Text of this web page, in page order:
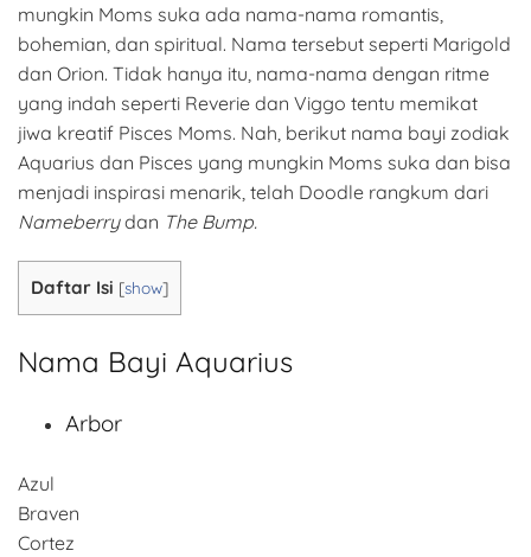
mungkin Moms suka ada nama-nama romantis,
bohemian, dan spiritual. Nama tersebut seperti Marigold
dan Orion. Tidak hanya itu, nama-nama dengan ritme
yang indah seperti Reverie dan Viggo tentu memikat
jiwa kreatif Pisces Moms. Nah, berikut nama bayi zodiak
Aquarius dan Pisces yang mungkin Moms suka dan bisa
menjadi inspirasi menarik, telah Doodle rangkum dari
Nameberrydan The Bump.
Daftar Isi [show]
Nama Bayi Aquarius
Arbor
Azul
Braven
Cortez